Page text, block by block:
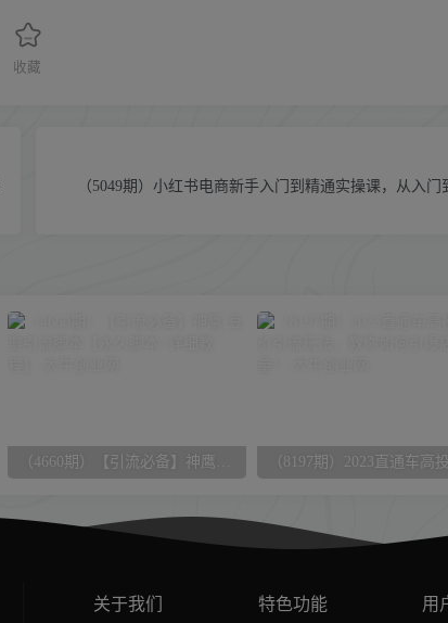
收藏
（5049期）小红书电商新手入门到精通实操课，从入
关于我们 特色功能 用